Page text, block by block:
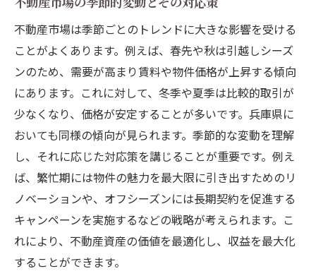
不動産市場は季節ごとのトレンドに大きな影響を受ける
ことがよくあります。例えば、春先や秋は引越しシーズ
ンのため、需要が高まり賃料や物件価格が上昇する傾向
にあります。これに対して、冬季や夏季は比較的取引が
少なくなり、価格が安定することが多いです。兵庫県に
おいても同様の傾向が見られます。季節的な変動を理解
し、それに応じた対応策を講じることが重要です。例え
ば、繁忙期には物件の魅力を最大限に引き出すためのリ
ノベーションや、オフシーズンには長期契約を促進する
キャンペーンを実施するなどの戦略が考えられます。こ
れにより、不動産資産の価値を最適化し、収益を最大化
することができます。